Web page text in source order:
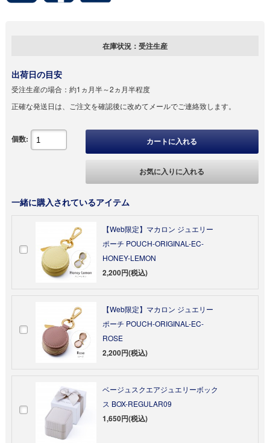
在庫状況： 受注生産
出荷日の目安
受注生産の場合： 約1ヵ月半～2ヵ月半程度
正確な発送日は、ご注文を確認後に改めてメールでご連絡致します。
個数: カートに入れる
お気に入りに入れる
一緒に購入されているアイテム
【Web限定】マカロン ジュエリー
ポーチ POUCH-ORIGINAL-EC-
HONEY-LEMON
2,200円(税込)
【Web限定】マカロン ジュエリー
ポーチ POUCH-ORIGINAL-EC-
ROSE
2,200円(税込)
ベージュスクエアジュエリーボック
ス BOX-REGULAR09
1,650円(税込)